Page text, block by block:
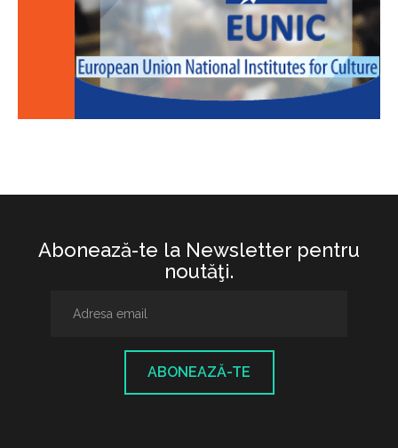
Abonează-te la Newsletter pentru
noutăţi.
ABONEAZĂ-TE